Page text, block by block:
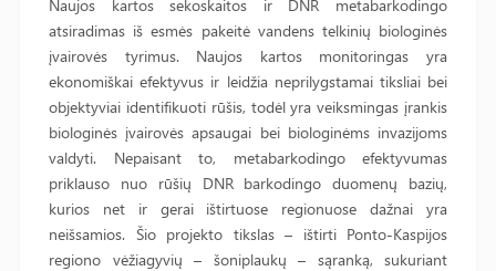
Naujos kartos sekoskaitos ir DNR metabarkodingo
atsiradimas iš esmės pakeitė vandens telkinių biologinės
įvairovės tyrimus. Naujos kartos monitoringas yra
ekonomiškai efektyvus ir leidžia neprilygstamai tiksliai bei
objektyviai identifikuoti rūšis, todėl yra veiksmingas įrankis
biologinės įvairovės apsaugai bei biologinėms invazijoms
valdyti. Nepaisant to, metabarkodingo efektyvumas
priklauso nuo rūšių DNR barkodingo duomenų bazių,
kurios net ir gerai ištirtuose regionuose dažnai yra
neišsamios. Šio projekto tikslas – ištirti Ponto-Kaspijos
regiono vėžiagyvių – šoniplaukų – sąranką, sukuriant